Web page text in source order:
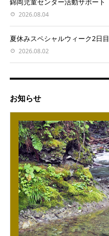
2026.08.04
夏休みスペシャルウィーク2日目
2026.08.02
お知らせ